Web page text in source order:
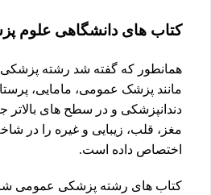
کتاب های دانشگاهی علوم
همانطور که گفته شد رشته
مانند پزشک عمومی، مامایی،
دندانپزشکی و در سطح های
مغز، قلب، زیبایی و غیره را در
اختصاص داده است.
کتاب های رشته پزشکی عمومی